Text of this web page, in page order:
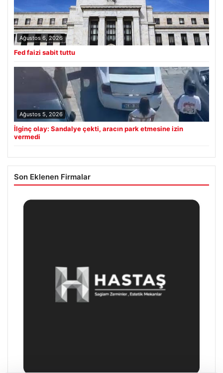
Ağustos 6, 2026
Fed faizi sabit tuttu
Ağustos 5, 2026
İlginç olay: Sandalye çekti, aracın park etmesine izin
vermedi
Son Eklenen Firmalar